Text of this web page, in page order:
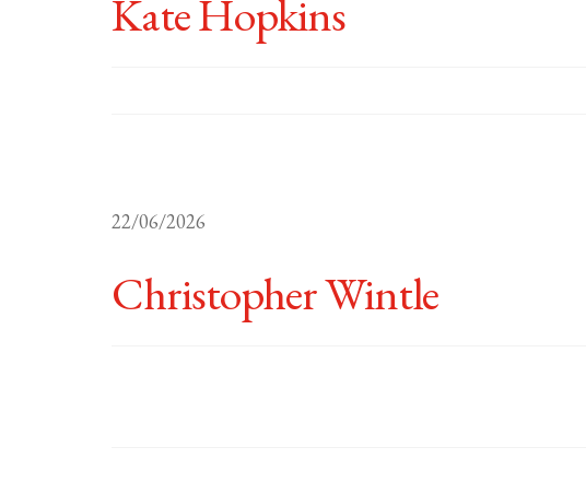
Kate Hopkins
22/06/2026
Christopher Wintle